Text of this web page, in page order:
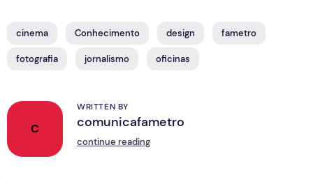
cinema Conhecimento design fametro
fotografia jornalismo oficinas
C
WRITTEN BY
comunicafametro
continue reading